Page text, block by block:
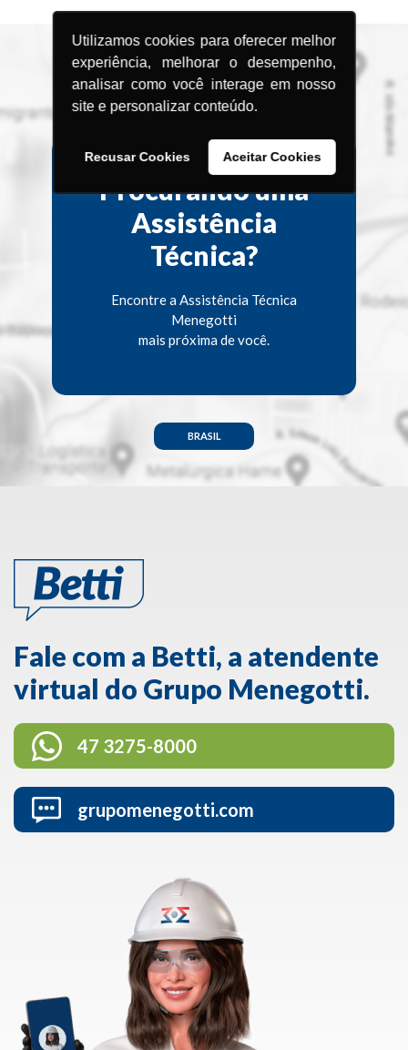
Utilizamos cookies para oferecer melhor
experiência, melhorar o desempenho,
analisar como você interage em nosso
site e personalizar conteúdo.
Recusar Cookies Aceitar Cookies
DESEMPENADEIRA MDI 20V
MISTURADOR MMI 20V
Procurando uma
Assistência
Técnica?
Encontre a Assistência Técnica
mais próxima de você.
Fale com a Betti, a atendente
virtual do Grupo Menegotti.
grupomenegotti.com